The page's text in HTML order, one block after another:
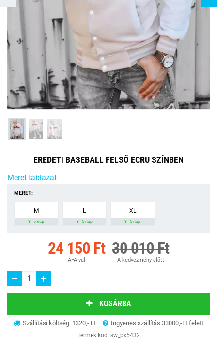
EREDETI BASEBALL FELSŐ ECRU SZÍNBEN
Méret táblázat
MÉRET:
M
3 - 5 nap
L
3 - 5 nap
XL
3 - 5 nap
24 150 Ft
ÁFA-val
30 010 Ft
A kedvezmény előtt
KOSÁRBA
Szállítási költség: 1320,- Ft Ingyenes szállítás 33000,-Ft felett
Termék kód: sw_bx5432